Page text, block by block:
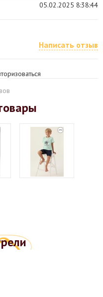
05.02.2025 8:38:44
Написать отзыв